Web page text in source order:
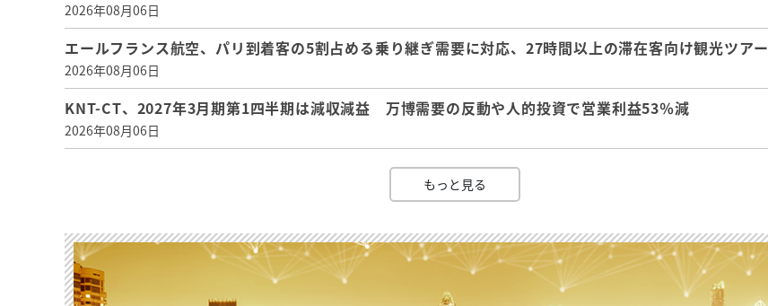
2026年08月06日
エールフランス航空、パリ到着客の5割占める乗り継ぎ需要に対応、27時間以上の滞在客向け観光ツアー
2026年08月06日
KNT-CT、2027年3月期第1四半期は減収減益 万博需要の反動や人的投資で営業利益53％減
2026年08月06日
もっと見る